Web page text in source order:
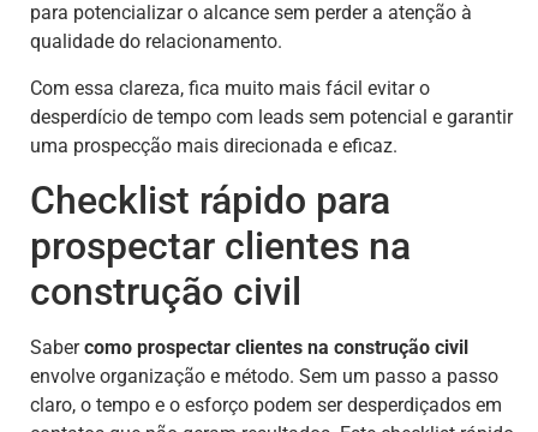
para potencializar o alcance sem perder a atenção à
qualidade do relacionamento.
Com essa clareza, fica muito mais fácil evitar o
desperdício de tempo com leads sem potencial e garantir
uma prospecção mais direcionada e eficaz.
Checklist rápido para
prospectar clientes na
construção civil
Sabercomo prospectar clientes na construção civil
envolve organização e método. Sem um passo a passo
claro, o tempo e o esforço podem ser desperdiçados em